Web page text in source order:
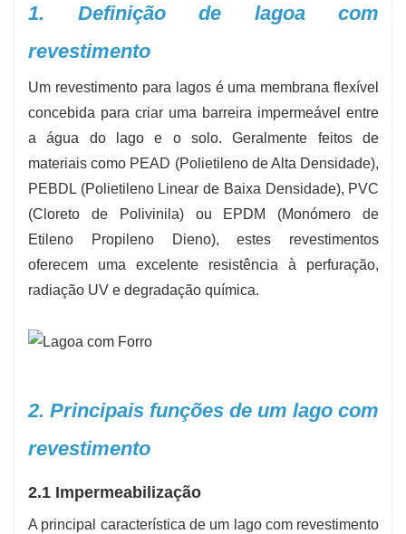
1. Definição de lagoa com
revestimento
Um revestimento para lagos é uma membrana flexível
concebida para criar uma barreira impermeável entre
a água do lago e o solo. Geralmente feitos de
materiais como PEAD (Polietileno de Alta Densidade),
PEBDL (Polietileno Linear de Baixa Densidade), PVC
(Cloreto de Polivinila) ou EPDM (Monómero de
Etileno Propileno Dieno), estes revestimentos
oferecem uma excelente resistência à perfuração,
radiação UV e degradação química.
2. Principais funções de um lago com
revestimento
2.1 Impermeabilização
A principal característica de um lago com revestimento